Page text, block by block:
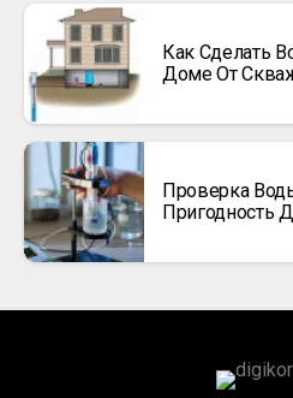
Как Сделать
Доме От
Проверка
Пригодность